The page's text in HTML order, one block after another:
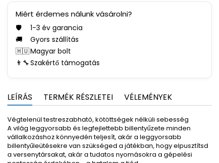
Miért érdemes nálunk vásárolni?
🛡️
1-3 év garancia
🚚
Gyors szállítás
🇭🇺Magyar bolt
👨‍🔧Szakértő támogatás
LEÍRÁS TERMÉK RÉSZLETEI VÉLEMÉNYEK
Végtelenül testreszabható, kötöttségek nélküli sebesség
A világ leggyorsabb és legfejlettebb billentyűzete minden
vállalkozáshoz könnyedén teljesít, akár a leggyorsabb
billentyűleütésekre van szükséged a játékban, hogy elpusztítsd
a versenytársakat, akár a tudatos nyomásokra a gépelési